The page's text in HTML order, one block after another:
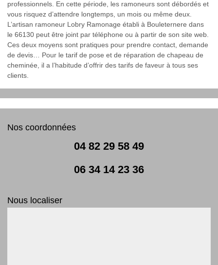
professionnels. En cette période, les ramoneurs sont débordés et
vous risquez d’attendre longtemps, un mois ou même deux.
L’artisan ramoneur Lobry Ramonage établi à Bouleternere dans
le 66130 peut être joint par téléphone ou à partir de son site web.
Ces deux moyens sont pratiques pour prendre contact, demande
de devis… Pour le tarif de pose et de réparation de chapeau de
cheminée, il a l’habitude d’offrir des tarifs de faveur à tous ses
clients.
Nos coordonnées
04 82 29 58 49
06 34 14 23 36
Nous localiser